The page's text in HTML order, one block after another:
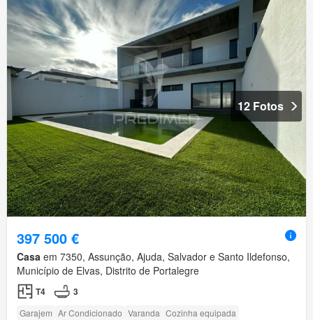
12 Fotos
397 500 €
Casa em 7350, Assunção, Ajuda, Salvador e Santo Ildefonso,
Município de Elvas, Distrito de Portalegre
T4 3
Garajem Ar Condicionado Varanda Cozinha equipada